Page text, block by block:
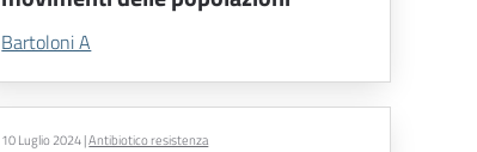
Bartoloni A
10 Luglio 2024|Antibiotico resistenza